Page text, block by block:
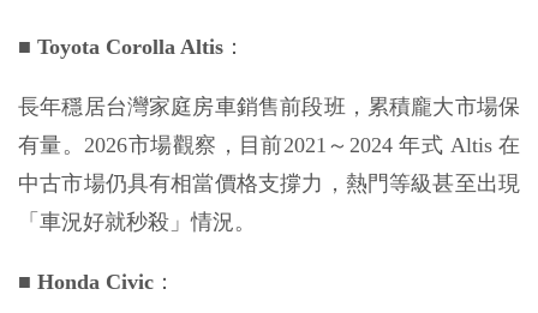
■ Toyota Corolla Altis ：
長年穩居台灣家庭房車銷售前段班，累積龐大市場保
有量。2026市場觀察，目前2021～2024 年式 Altis 在
中古市場仍具有相當價格支撐力，熱門等級甚至出現
「車況好就秒殺」情況。
■ Honda Civic ：